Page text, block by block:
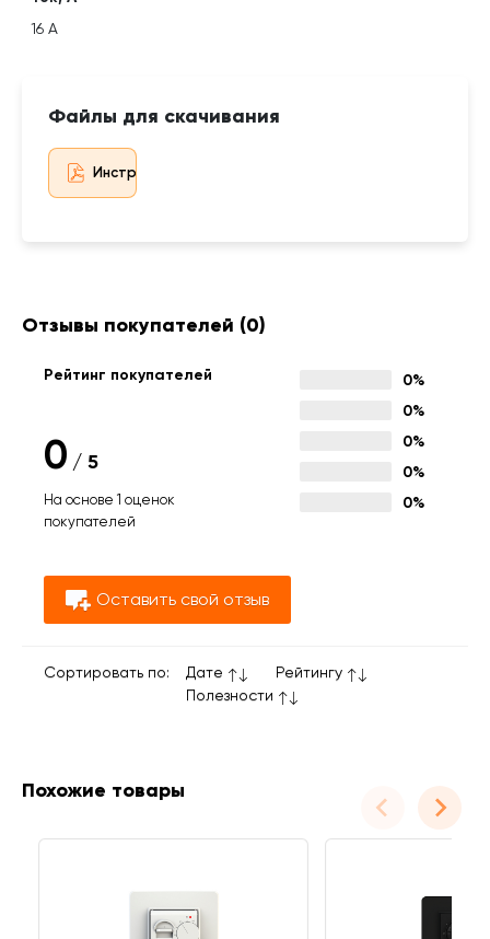
16 А
Файлы для скачивания
Инструкция
Отзывы покупателей (0)
Рейтинг покупателей
0 / 5
На основе 1 оценок
покупателей
0%
0%
0%
0%
0%
Оставить свой отзыв
Сортировать по: Дате
Рейтингу
Полезности
Похожие товары